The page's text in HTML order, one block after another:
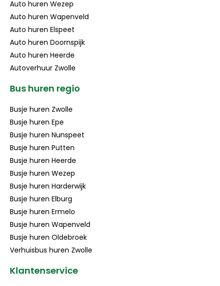
Auto huren Wezep
Auto huren Wapenveld
Auto huren Elspeet
Auto huren Doornspijk
Auto huren Heerde
Autoverhuur Zwolle
Bus huren regio
Busje huren Zwolle
Busje huren Epe
Busje huren Nunspeet
Busje huren Putten
Busje huren Heerde
Busje huren Wezep
Busje huren Harderwijk
Busje huren Elburg
Busje huren Ermelo
Busje huren Wapenveld
Busje huren Oldebroek
Verhuisbus huren Zwolle
Klantenservice